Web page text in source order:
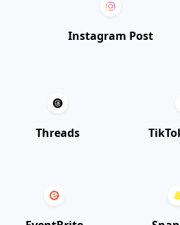
Instagram Post
Threads